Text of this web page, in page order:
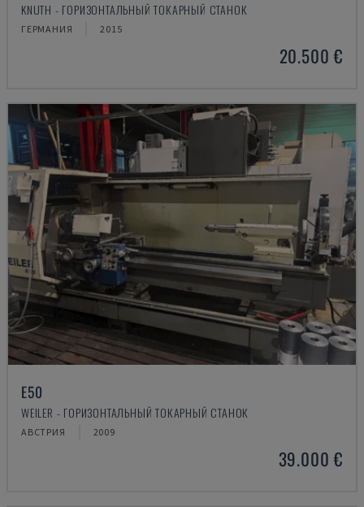
KNUTH - ГОРИЗОНТАЛЬНЫЙ ТОКАРНЫЙ СТАНОК
ГЕРМАНИЯ 2015
20.500 €
E50
WEILER - ГОРИЗОНТАЛЬНЫЙ ТОКАРНЫЙ СТАНОК
АВСТРИЯ 2009
39.000 €